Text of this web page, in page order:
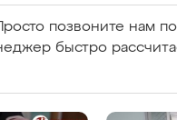
позвоните нам
быстро